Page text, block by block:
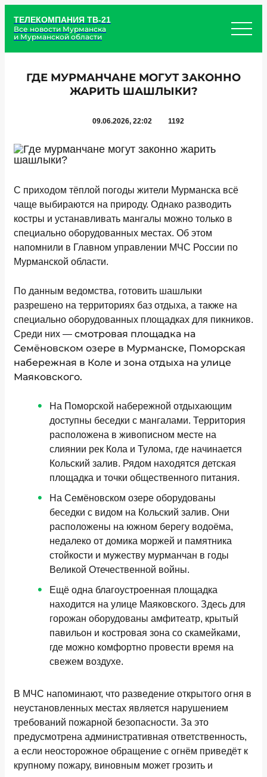
ТЕЛЕКОМПАНИЯ ТВ-21
Все новости Мурманска
и Мурманской области
ГДЕ МУРМАНЧАНЕ МОГУТ ЗАКОННО
ЖАРИТЬ ШАШЛЫКИ?
09.06.2026, 22:02 1192
С приходом тёплой погоды жители Мурманска всё
чаще выбираются на природу. Однако разводить
костры и устанавливать мангалы можно только в
специально оборудованных местах. Об этом
напомнили в Главном управлении МЧС России по
Мурманской области.
По данным ведомства, готовить шашлыки
разрешено на территориях баз отдыха, а также на
специально оборудованных площадках для пикников.
Среди них — смотровая площадка на
Семёновском озере в Мурманске, Поморская
набережная в Коле и зона отдыха на улице
Маяковского.
На Поморской набережной отдыхающим
доступны беседки с мангалами. Территория
расположена в живописном месте на
слиянии рек Кола и Тулома, где начинается
Кольский залив. Рядом находятся детская
площадка и точки общественного питания.
На Семёновском озере оборудованы
беседки с видом на Кольский залив. Они
расположены на южном берегу водоёма,
недалеко от домика моржей и памятника
стойкости и мужеству мурманчан в годы
Великой Отечественной войны.
Ещё одна благоустроенная площадка
находится на улице Маяковского. Здесь для
горожан оборудованы амфитеатр, крытый
павильон и костровая зона со скамейками,
где можно комфортно провести время на
свежем воздухе.
В МЧС напоминают, что разведение открытого огня в
неустановленных местах является нарушением
требований пожарной безопасности. За это
предусмотрена административная ответственность,
а если неосторожное обращение с огнём приведёт к
крупному пожару, виновным может грозить и